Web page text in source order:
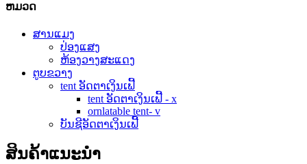
ຫມວດ
ສານແມງ
ປ່ອງແສງ
ຫ້ອງວາງສະແດງ
ຕູບຂວາງ
tent ອັດຕາເງິນເຟີ້
tent ອັດຕາເງິນເຟີ້ - x
ornlatable tent- v
ບັນຊີອັດຕາເງິນເຟີ້
ສິນຄ້າແນະນໍາ